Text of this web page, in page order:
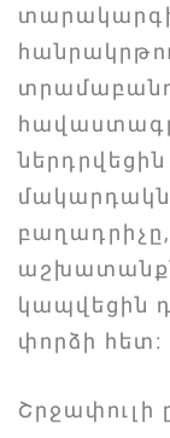
ներդրվեցին
բաղադրիչը,
կապվեցին
փորձի հետ։
Շրջափուլի